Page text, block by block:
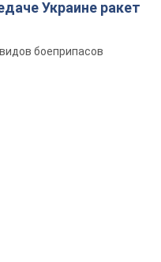
Украине ракет
боеприпасов